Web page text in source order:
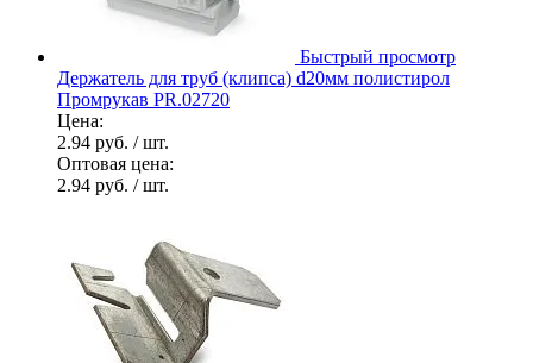
Быстрый просмотр
Держатель для труб (клипса) d20мм полистирол
Промрукав PR.02720
Цена:
2.94 руб. / шт.
Оптовая цена:
2.94 руб. / шт.